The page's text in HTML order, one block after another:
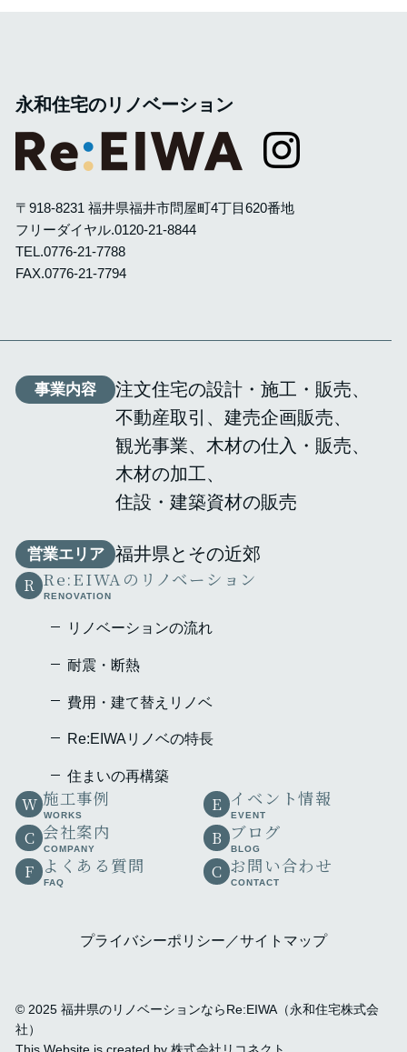
永和住宅のリノベーション
〒918-8231 福井県福井市問屋町4丁目620番地
フリーダイヤル.0120-21-8844
TEL.0776-21-7788
FAX.0776-21-7794
事業内容
注文住宅の設計・施工・販売
不動産取引
建売企画販売
観光事業
木材の仕入・販売
木材の加工
住設・建築資材の販売
営業エリア 福井県とその近郊
R Re:EIWAのリノベーション
RENOVATION
リノベーションの流れ
耐震・断熱
費用・建て替えリノベ
Re:EIWAリノベの特⾧
住まいの再構築
W 施工事例
WORKS
E イベント情報
EVENT
C 会社案内
COMPANY
B ブログ
BLOG
F よくある質問
FAQ
C お問い合わせ
CONTACT
プライバシーポリシー サイトマップ
©2025 福井県のリノベーションならRe:EIWA（永和住宅株式会
社）